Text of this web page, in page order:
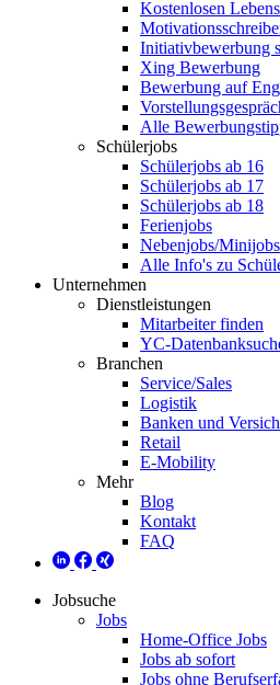
Kostenlosen
Initiativbewerbung
Xing Bewerbung
Bewerbung auf
Alle
Schülerjobs
Schülerjobs ab 16
Schülerjobs ab 17
Schülerjobs ab 18
Ferienjobs
Nebenjobs/Minijobs
Alle Info's zu
Unternehmen
Dienstleistungen
Mitarbeiter finden
YC-
Branchen
Service/Sales
Logistik
Banken und
Retail
E-Mobility
Mehr
Blog
Kontakt
FAQ
Jobsuche
Jobs
Home-Office Jobs
Jobs ab sofort
Jobs ohne